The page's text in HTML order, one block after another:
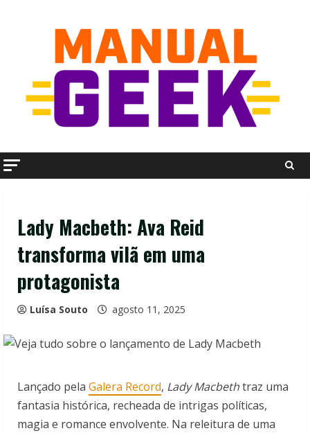
Lady Macbeth: Ava Reid
transforma vilã em uma
protagonista
Luísa Souto agosto 11, 2025
Lançado pela Galera Record, Lady Macbethtraz uma
fantasia histórica, recheada de intrigas políticas,
magia e romance envolvente. Na releitura de uma